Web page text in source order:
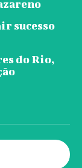
sucesso
do Rio,